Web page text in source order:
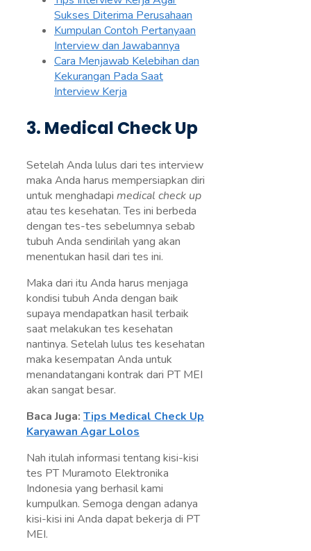
Sukses Diterima Perusahaan
Kumpulan Contoh Pertanyaan
Interview dan Jawabannya
Cara Menjawab Kelebihan dan
Kekurangan Pada Saat
Interview Kerja
3. Medical Check Up
Setelah Anda lulus dari tes interview
maka Anda harus mempersiapkan diri
untuk menghadapi medical check up
atau tes kesehatan. Tes ini berbeda
dengan tes-tes sebelumnya sebab
tubuh Anda sendirilah yang akan
menentukan hasil dari tes ini.
Maka dari itu Anda harus menjaga
kondisi tubuh Anda dengan baik
supaya mendapatkan hasil terbaik
saat melakukan tes kesehatan
nantinya. Setelah lulus tes kesehatan
maka kesempatan Anda untuk
menandatangani kontrak dari PT MEI
akan sangat besar.
Baca Juga: Tips Medical Check Up
Karyawan Agar Lolos
Nah itulah informasi tentang kisi-kisi
tes PT Muramoto Elektronika
Indonesia yang berhasil kami
kumpulkan. Semoga dengan adanya
kisi-kisi ini Anda dapat bekerja di PT
MEI.